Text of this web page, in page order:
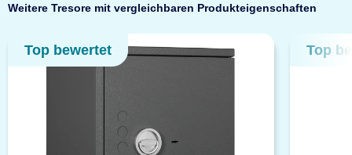
Weitere Tresore mit vergleichbaren Produkteigenschaften
Top bewertet Top